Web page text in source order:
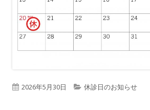
公
2026年5月30日
カ
休診日のお知らせ